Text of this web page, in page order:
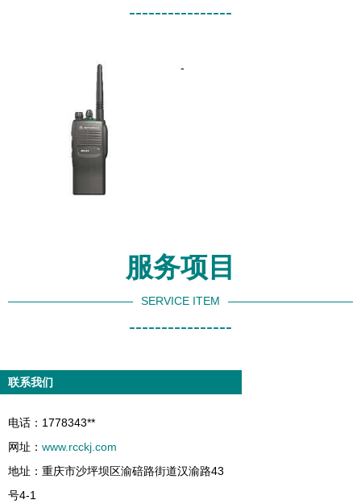
----------------
-
服务项目
SERVICE ITEM
----------------
联系我们
电话：1778343**
网址： www.rcckj.com
地址：重庆市沙坪坝区渝碚路街道汉渝路43
号4-1